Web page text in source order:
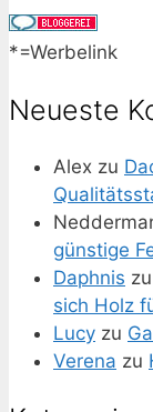
*=Werbelink
Neueste
Alex zu
günstige
Daphnis zu
sich Holz
Lucy zu
Verena zu